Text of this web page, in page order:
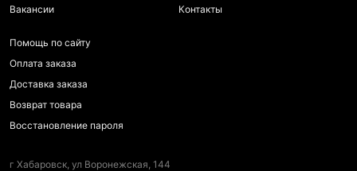
Вакансии
Контакты
Помощь по сайту
Оплата заказа
Доставка заказа
Возврат товара
Восстановление пароля
г Хабаровск, ул Воронежская, 144